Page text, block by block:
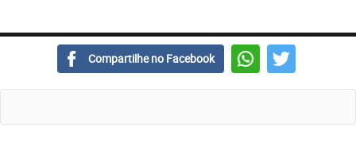
Compartilhe no Facebook